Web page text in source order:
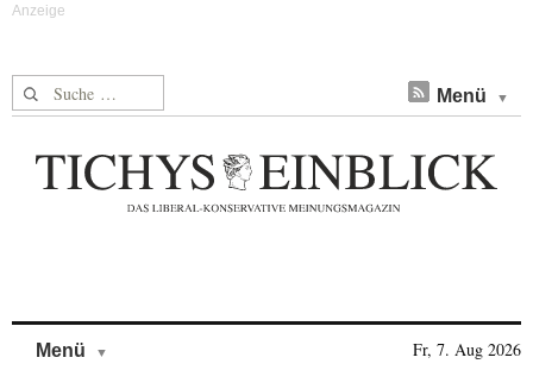
Suche nach: Menü
Menü Fr, 7. Aug 2026